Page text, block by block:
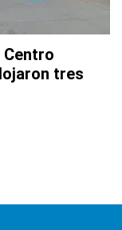
Centro
tres